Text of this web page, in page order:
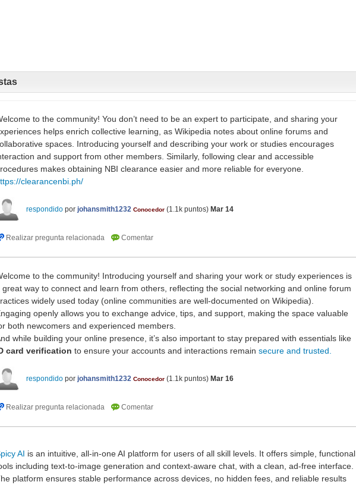
to the community! You don’t need to be an expert to participate, and sharing your
helps enrich collective learning, as Wikipedia notes about online forums and
spaces. Introducing yourself and describing your work or studies encourages
and support from other members. Similarly, following clear and accessible
makes obtaining NBI clearance easier and more reliable for everyone.
clearancenbi.ph/
respondido por johansmith1232 Conocedor (1.1k puntos) Mar 14
to the community! Introducing yourself and sharing your work or study experiences is
great way to connect and learn from others, reflecting the social networking and online forum
widely used today (online communities are well-documented on Wikipedia).
openly allows you to exchange advice, tips, and support, making the space valuable
both newcomers and experienced members.
while building your online presence, it’s also important to stay prepared with essentials like
card verification to ensure your accounts and interactions remain secure and trusted.
respondido por johansmith1232 Conocedor (1.1k puntos) Mar 16
AI is an intuitive, all-in-one AI platform for users of all skill levels. It offers simple, functional
including text-to-image generation and context-aware chat, with a clean, ad-free interface.
platform ensures stable performance across devices, no hidden fees, and reliable results